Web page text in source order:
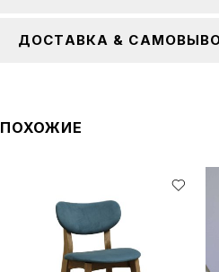
ДОСТАВКА &
ПОХОЖИЕ